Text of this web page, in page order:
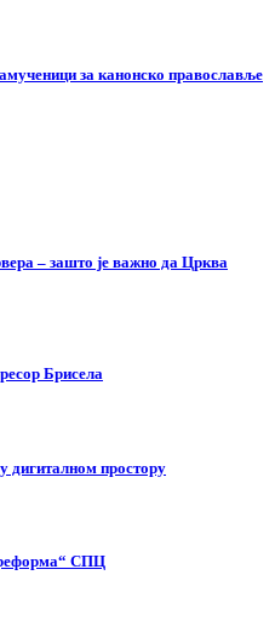
за канонско православље
– зашто је важно да Црква
Брисела
дигиталном простору
СПЦ